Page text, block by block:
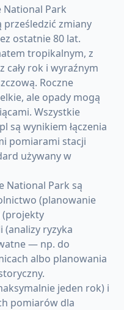
National Park
prześledzić zmiany
ostatnie 80 lat.
tropikalnym, z
rok i wyraźnym
Roczne
ale opady mogą
Wszystkie
są wynikiem łączenia
pomiarami stacji
używany w
National Park są
(planowanie
(projekty
(analizy ryzyka
— np. do
albo planowania
jeden rok) i
pomiarów dla